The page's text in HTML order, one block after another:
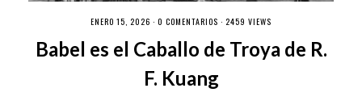
ENERO 15, 2026 · 0 COMENTARIOS · 2459 VIEWS
Babel es el Caballo de Troya de R.
F. Kuang